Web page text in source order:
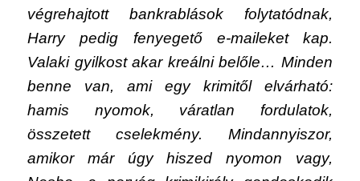
végrehajtott bankrablások folytatódnak,
Harry pedig fenyegető e-maileket kap.
Valaki gyilkost akar kreálni belőle… Minden
benne van, ami egy krimitől elvárható:
hamis nyomok, váratlan fordulatok,
összetett cselekmény. Mindannyiszor,
amikor már úgy hiszed nyomon vagy,